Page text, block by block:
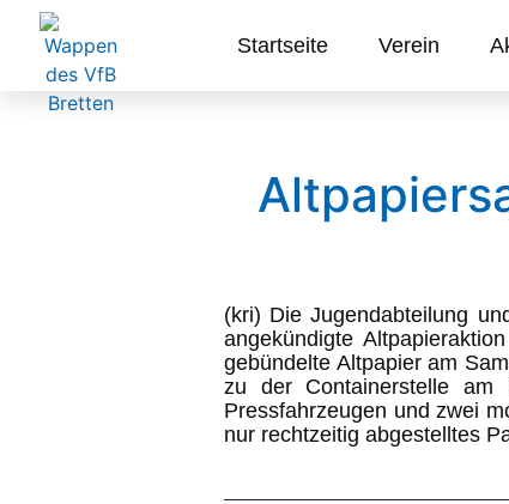
Startseite Verein
(kri) Die Jugendabteilung
angekündigte
gebündelte Altpapier am
zu der Containerstelle am
Pressfahrzeugen und zwei
nur rechtzeitig abgestelltes